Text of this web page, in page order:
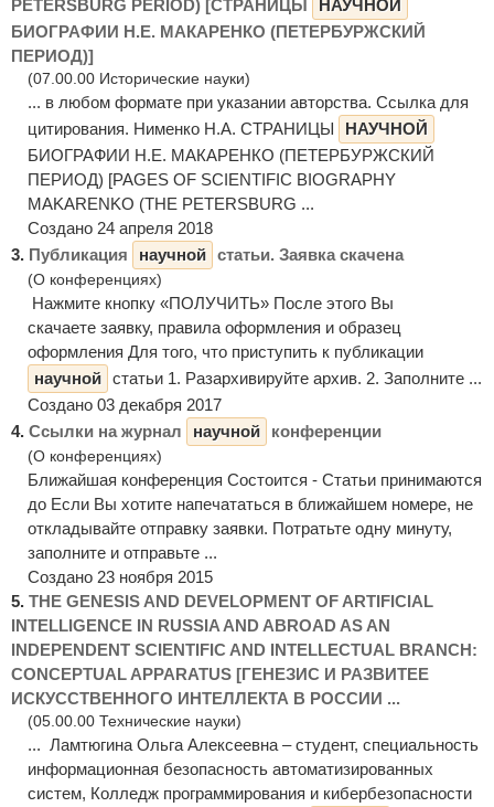
PETERSBURG PERIOD) [СТРАНИЦЫ
НАУЧНОЙ
БИОГРАФИИ Н.Е. МАКАРЕНКО (ПЕТЕРБУРЖСКИЙ
ПЕРИОД)]
(07.00.00 Исторические науки)
... в любом формате при указании авторства. Ссылка для
цитирования. Нименко Н.А. СТРАНИЦЫ
НАУЧНОЙ
БИОГРАФИИ Н.Е. МАКАРЕНКО (ПЕТЕРБУРЖСКИЙ
ПЕРИОД) [PAGES OF SCIENTIFIC BIOGRAPHY
MAKARENKO (THE PETERSBURG ...
Создано 24 апреля 2018
3. Публикация научной статьи. Заявка скачена
(О конференциях)
Нажмите кнопку «ПОЛУЧИТЬ» После этого Вы
скачаете заявку, правила оформления и образец
оформления Для того, что приступить к публикации
научной статьи 1. Разархивируйте архив. 2. Заполните ...
Создано 03 декабря 2017
4. Ссылки на журнал научной конференции
(О конференциях)
Ближайшая конференция Состоится - Статьи принимаются
до Если Вы хотите напечататься в ближайшем номере, не
откладывайте отправку заявки. Потратьте одну минуту,
заполните и отправьте ...
Создано 23 ноября 2015
5. THE GENESIS AND DEVELOPMENT OF ARTIFICIAL
INTELLIGENCE IN RUSSIA AND ABROAD AS AN
INDEPENDENT SCIENTIFIC AND INTELLECTUAL BRANCH:
CONCEPTUAL APPARATUS [ГЕНЕЗИС И РАЗВИТЕЕ
ИСКУССТВЕННОГО ИНТЕЛЛЕКТА В РОССИИ ...
(05.00.00 Технические науки)
... Ламтюгина Ольга Алексеевна – студент, специальность
информационная безопасность автоматизированных
систем, Колледж программирования и кибербезопасности